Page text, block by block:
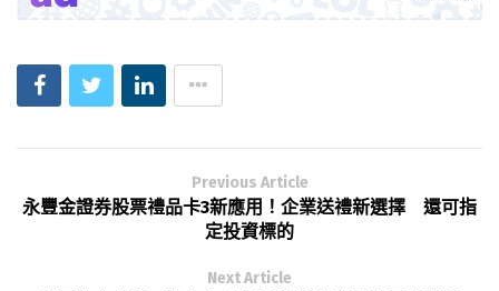
Previous Article
永豐金證券股票禮品卡3新應用！企業送禮新選擇 還可指
定投資標的
Next Article